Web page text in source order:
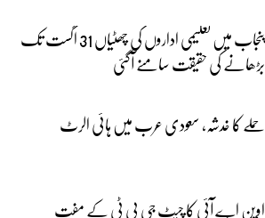
پنجاب میں تعلیمی اداروں کی چھٹیاں 31 اگست تک
بڑھانے کی حقیقت سامنے آگئی
حملے کا خدشہ، سعودی عرب میں ہائی الرٹ
اوپن اے آئی کا چیٹ جی پی ٹی کے مفت